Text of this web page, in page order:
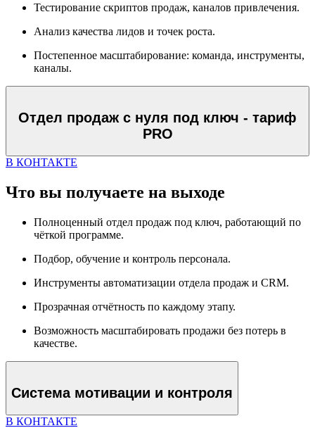
Тестирование скриптов продаж, каналов привлечения.
Анализ качества лидов и точек роста.
Постепенное масштабирование: команда, инструменты,
каналы.
Отдел продаж с нуля под ключ - тариф
PRO
В КОНТАКТЕ
Что вы получаете на выходе
Полноценный отдел продаж под ключ, работающий по
чёткой программе.
Подбор, обучение и контроль персонала.
Инструменты автоматизации отдела продаж и CRM.
Прозрачная отчётность по каждому этапу.
Возможность масштабировать продажи без потерь в
качестве.
Система мотивации и контроля
В КОНТАКТЕ